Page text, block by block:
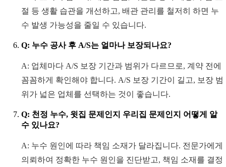
절 등 생활 습관을 개선하고, 배관 관리를 철저히 하면 누
수 발생 가능성을 줄일 수 있습니다.
Q: 누수 공사 후 A/S는 얼마나 보장되나요?
A: 업체마다 A/S 보장 기간과 범위가 다르므로, 계약 전에
꼼꼼하게 확인해야 합니다. A/S 보장 기간이 길고, 보장 범
위가 넓은 업체를 선택하는 것이 좋습니다.
Q: 천정 누수, 윗집 문제인지 우리집 문제인지 어떻게 알
수 있나요?
A: 누수 원인에 따라 책임 소재가 달라집니다. 전문가에게
의뢰하여 정확한 누수 원인을 진단받고, 책임 소재를 결정